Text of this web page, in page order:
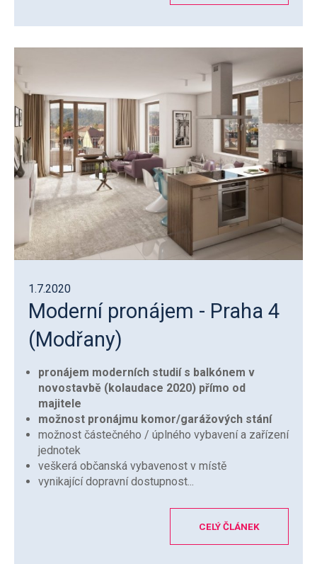
1.7.2020
Moderní pronájem - Praha 4
(Modřany)
pronájem moderních studií s balkónem v
novostavbě (kolaudace 2020) přímo od
majitele
možnost pronájmu komor/garážových stání
možnost částečného / úplného vybavení a zařízení
jednotek
veškerá občanská vybavenost v místě
vynikající dopravní dostupnost...
CELÝ ČLÁNEK